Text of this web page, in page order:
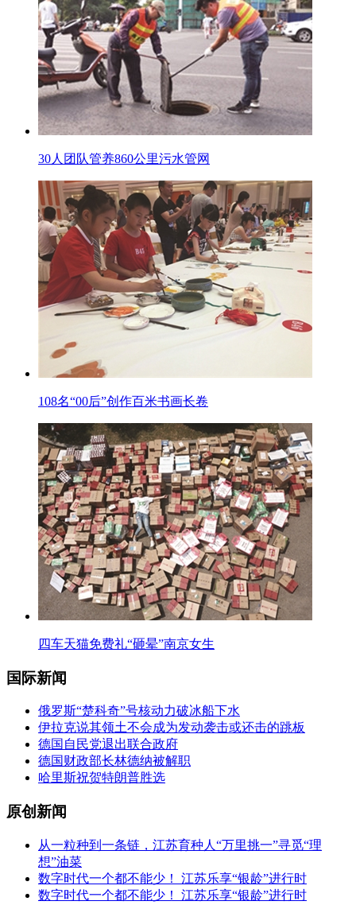
30人团队管养860公里污水管网
108名“00后”创作百米书画长卷
四车天猫免费礼“砸晕”南京女生
国际新闻
俄罗斯“楚科奇”号核动力破冰船下水
伊拉克说其领土不会成为发动袭击或还击的跳板
德国自民党退出联合政府
德国财政部长林德纳被解职
哈里斯祝贺特朗普胜选
原创新闻
从一粒种到一条链，江苏育种人“万里挑一”寻觅“理
想”油菜
数字时代一个都不能少！ 江苏乐享“银龄”进行时
数字时代一个都不能少！ 江苏乐享“银龄”进行时